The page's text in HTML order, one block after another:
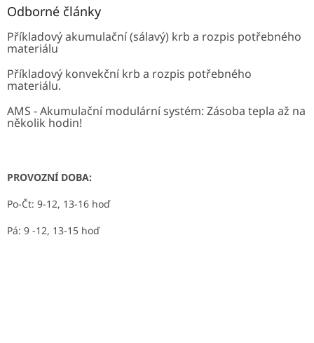
Odborné články
Příkladový akumulační (sálavý) krb a rozpis potřebného
materiálu
Příkladový konvekční krb a rozpis potřebného
materiálu.
AMS - Akumulační modulární systém: Zásoba tepla až na
několik hodin!
PROVOZNÍ DOBA:
Po-Čt: 9-12, 13-16 hoď
Pá: 9 -12, 13-15 hoď